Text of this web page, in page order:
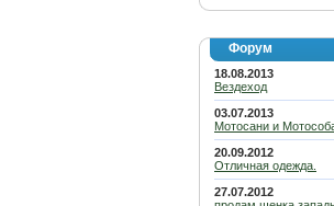
Форум
18.08.2013
Вездеход
03.07.2013
Мотосани и
20.09.2012
Отличная одежда.
27.07.2012